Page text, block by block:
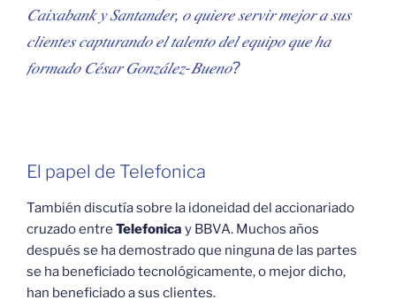
𝐶𝑎𝑖𝑥𝑎𝑏𝑎𝑛𝑘 𝑦 𝑆𝑎𝑛𝑡𝑎𝑛𝑑𝑒𝑟, 𝑜 𝑞𝑢𝑖𝑒𝑟𝑒 𝑠𝑒𝑟𝑣𝑖𝑟 𝑚𝑒𝑗𝑜𝑟 𝑎 𝑠𝑢𝑠
𝑐𝑙𝑖𝑒𝑛𝑡𝑒𝑠 𝑐𝑎𝑝𝑡𝑢𝑟𝑎𝑛𝑑𝑜 𝑒𝑙 𝑡𝑎𝑙𝑒𝑛𝑡𝑜 𝑑𝑒𝑙 𝑒𝑞𝑢𝑖𝑝𝑜 𝑞𝑢𝑒 ℎ𝑎
𝑓𝑜𝑟𝑚𝑎𝑑𝑜 𝐶𝑒́𝑠𝑎𝑟 𝐺𝑜𝑛𝑧𝑎́𝑙𝑒𝑧-𝐵𝑢𝑒𝑛𝑜?
El papel de Telefonica
También discutía sobre la idoneidad del accionariado
cruzado entre Telefonica y BBVA. Muchos años
después se ha demostrado que ninguna de las partes
se ha beneficiado tecnológicamente, o mejor dicho,
han beneficiado a sus clientes.